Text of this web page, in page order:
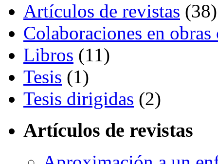
Artículos de revistas (38)
Colaboraciones en
Libros (11)
Tesis (1)
Tesis dirigidas (2)
Artículos de revistas